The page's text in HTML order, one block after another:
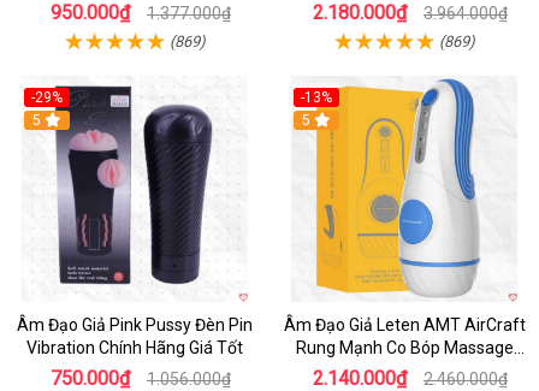
950.000₫ 1.377.000₫
(869)
2.180.000₫ 3.964.000₫
(869)
-29%
5
Âm Đạo Giả Pink Pussy Đèn Pin
Vibration Chính Hãng Giá Tốt
750.000₫ 1.056.000₫
-13%
5
Âm Đạo Giả Leten AMT AirCraft
Rung Mạnh Co Bóp Massage
Êm Ái
2.140.000₫ 2.460.000₫